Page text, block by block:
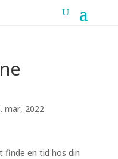
mar, 2022
finde en tid hos din